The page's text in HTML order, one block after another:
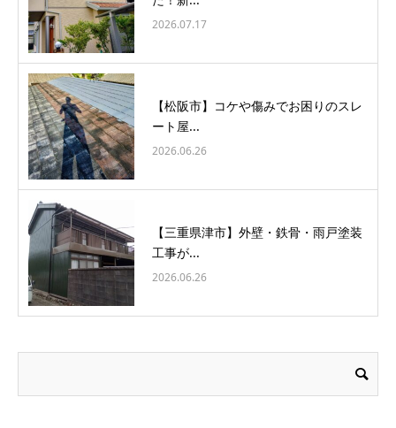
2026.07.17
【松阪市】コケや傷みでお困りのスレ
ート屋...
2026.06.26
【三重県津市】外壁・鉄骨・雨戸塗装
工事が...
2026.06.26